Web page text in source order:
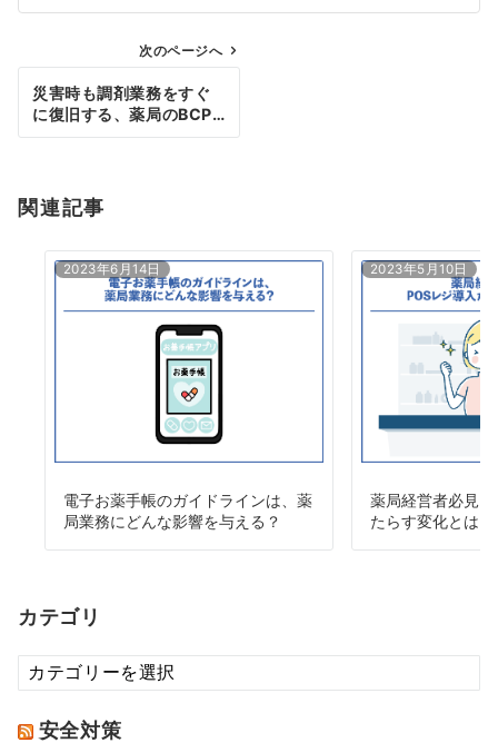
投
稿
ゲ
次のページへ
災害時も調剤業務をすぐ
に復旧する、薬局のBCP
とは？
関連記事
2023年6月14日
電子お薬手帳のガイドラインは、薬
局業務にどんな影響を与える？
2023年5月10日
薬局経営者必見
たらす変化とは？
カテゴリ
カ
テ
リ 安全対策